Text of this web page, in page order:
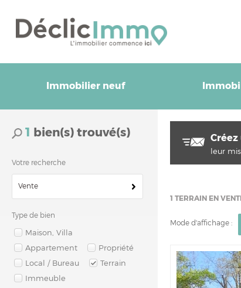
Immobilier neuf
1 bien(s) trouvé(s)
Votre recherche
Vente
Type de bien
Maison, Villa
Appartement
Propriété
Local / Bureau
Terrain
Immeuble
leur
1 TERRAIN EN
Mode d'affichage :